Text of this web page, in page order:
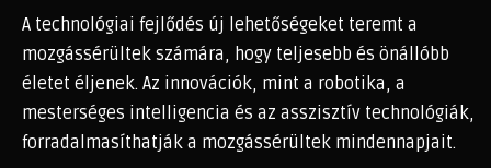
A technológiai fejlődés új lehetőségeket teremt a
mozgássérültek számára, hogy teljesebb és önállóbb
életet éljenek. Az innovációk, mint a robotika, a
mesterséges intelligencia és az asszisztív technológiák,
forradalmasíthatják a mozgássérültek mindennapjait.